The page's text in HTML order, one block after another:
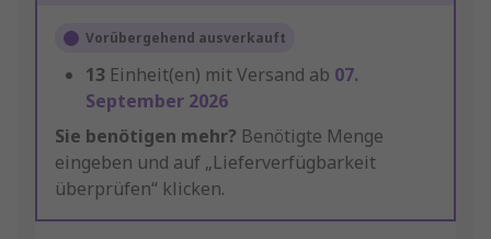
Vorübergehend ausverkauft
13 Einheit(en) mit Versand ab 07.
September 2026
Sie benötigen mehr? Benötigte Menge
eingeben und auf „Lieferverfügbarkeit
überprüfen“ klicken.